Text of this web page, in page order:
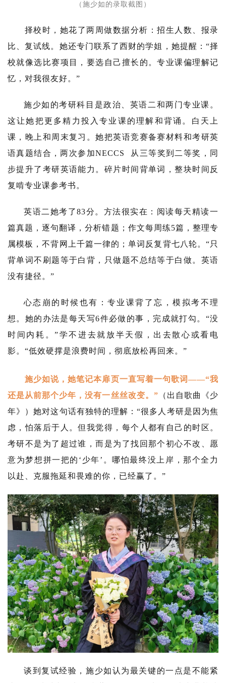
（施少如的录取截图）
择校时，她花了两周做数据分析：招生人数、报录
比、复试线。她还专门联系了西财的学姐，她提醒：“择
校就像选比赛项目，要选自己擅长的。专业课偏理解记
忆，对我很友好。”
施少如的考研科目是政治、英语二和两门专业课。
这让她把更多精力投入专业课的理解和背诵。白天上
课，晚上和周末复习。她把英语竞赛备赛材料和考研英
语真题结合，两次参加NECCS
从三等奖到二等奖，同
步提升了考研英语能力。碎片时间背单词，整块时间反
复啃专业课参考书。
英语二她考了83分。方法很实在：阅读每天精读一
篇真题，逐句翻译，分析错题；作文每周练5篇，整理专
属模板，不背网上千篇一律的；单词反复背七八轮。“只
背单词不刷题等于白背，只做题不总结等于白做。英语
没有捷径。”
心态崩的时候也有：专业课背了忘，模拟考不理
想。她的办法是每天写6件必做的事，完成就打勾。“没
时间内耗。”学不进去就放半天假，出去散心或看电
影。“低效硬撑是浪费时间，彻底放松再回来。”
施少如说，她笔记本扉页一直写着一句歌词——“我
还是从前那个少年，没有一丝丝改变。” （出自歌曲《少
年》）她对这句话有独特的理解：“很多人考研是因为焦
虑，怕落后于人。但我觉得，每个人都有自己的时区。
考研不是为了超过谁，而是为了找回那个初心不改、愿
意为梦想拼一把的‘少年’。哪怕最终没上岸，那个全力
以赴、克服拖延和畏难的你，已经赢了。”
谈到复试经验，施少如认为最关键的一点是不能紧